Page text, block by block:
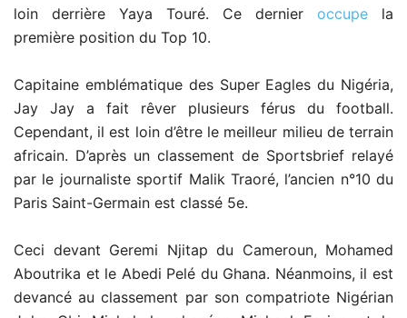
loin derrière Yaya Touré. Ce dernier occupe la
première position du Top 10.
Capitaine emblématique des Super Eagles du Nigéria,
Jay Jay a fait rêver plusieurs férus du football.
Cependant, il est loin d’être le meilleur milieu de terrain
africain. D’après un classement de Sportsbrief relayé
par le journaliste sportif Malik Traoré, l’ancien n°10 du
Paris Saint-Germain est classé 5e.
Ceci devant Geremi Njitap du Cameroun, Mohamed
Aboutrika et le Abedi Pelé du Ghana. Néanmoins, il est
devancé au classement par son compatriote Nigérian